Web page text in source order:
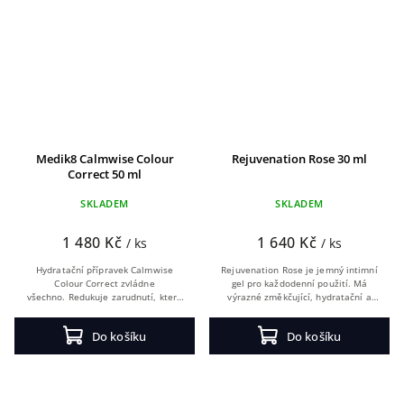
Medik8 Calmwise Colour
Correct 50 ml
SKLADEM
1 480 Kč / ks
Do košíku
Hydratační přípravek Calmwise
Colour Correct zvládne
všechno. Redukuje zarudnutí, které
pokožka, růžovka (rosacea),
hormonální změny...
Rejuvenation Rose 30 ml
SKLADEM
1 640 Kč / ks
Do košíku
Rejuvenation Rose je jemný intimní
gel pro každodenní použití. Má
výrazné změkčující, hydratační a
proces obnovy pokožky.